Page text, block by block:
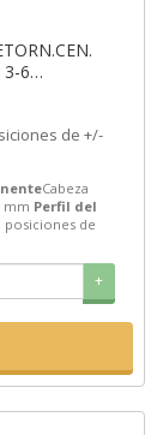
3-6
de +/-
Cabeza
mm Perfil del
posiciones de
+